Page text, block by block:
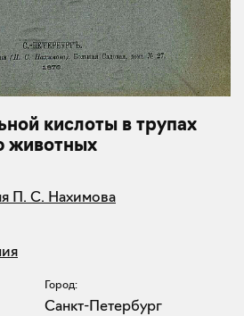
кислоты в трупах
животных
П. С. Нахимова
Город:
Санкт-Петербург